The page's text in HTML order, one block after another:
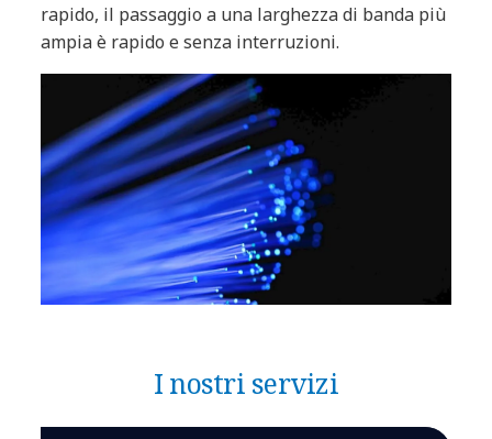
rapido, il passaggio a una larghezza di banda più
ampia è rapido e senza interruzioni.
I nostri servizi